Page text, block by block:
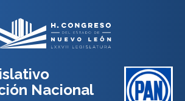
Nacional